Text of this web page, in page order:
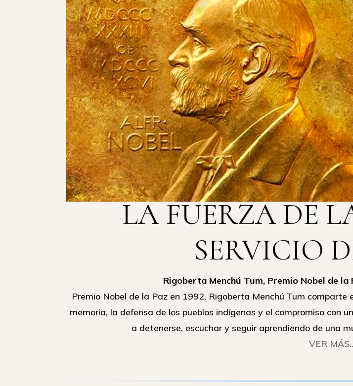
LA FUERZA DE
SERVICIO
Rigoberta Menchú Tum, Premio Nobel de
Premio Nobel de la Paz en 1992, Rigoberta Menchú Tum
memoria, la defensa de los pueblos indígenas y el compromiso con
a detenerse, escuchar y seguir aprendiendo de una
VER